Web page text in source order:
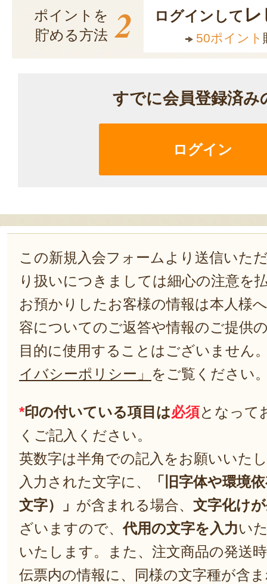
ポイントを
貯める方法 2 ログインして
50ポイント
すでに会員登録済み
ログイン
この新規入会フォームより送信いた
り扱いにつきましては細心の注意を
お預かりしたお客様の情報は本人様
容についてのご返答や情報のご提供
目的に使用することはございません
イバシーポリシー」 をご覧ください
*印の付いている項目は必須となって
くご記入ください。
英数字は半角での記入をお願いいた
入力された文字に、
「旧字体や環境
文字）」 が含まれる場合、 文字化け
ざいますので、代用の文字を入力い
いたします。また、注文商品の発送
伝票内の情報に、同様の文字種が含